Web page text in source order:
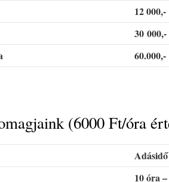
12 000,-
30 000,-
60.000,-
(6000 Ft/óra
Adásidő
10 óra